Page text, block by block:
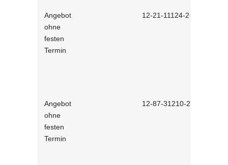
Angebot
ohne
festen
Termin
12-21-11124-2601
Angebot
ohne
festen
Termin
12-87-31210-2601